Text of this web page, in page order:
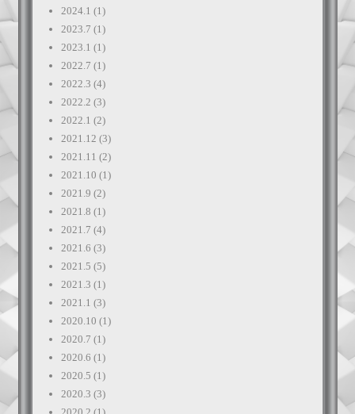
2024.1 (1)
2023.7 (1)
2023.1 (1)
2022.7 (1)
2022.3 (4)
2022.2 (3)
2022.1 (2)
2021.12 (3)
2021.11 (2)
2021.10 (1)
2021.9 (2)
2021.8 (1)
2021.7 (4)
2021.6 (3)
2021.5 (5)
2021.3 (1)
2021.1 (3)
2020.10 (1)
2020.7 (1)
2020.6 (1)
2020.5 (1)
2020.3 (3)